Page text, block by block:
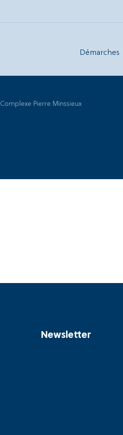
Démarches
Complexe Pierre Minssieux
Newsletter